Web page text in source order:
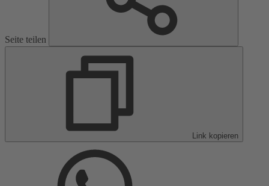
Seite teilen
Link kopieren